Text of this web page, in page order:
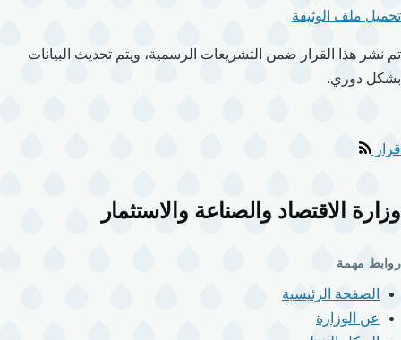
تحميل ملف الوثيقة
تم نشر هذا القرار ضمن التشريعات الرسمية، ويتم تحديث البيانات
بشكل دوري.
قرار
وزارة الاقتصاد والصناعة والاستثمار
روابط مهمة
الصفحة الرئيسية
عن الوزارة